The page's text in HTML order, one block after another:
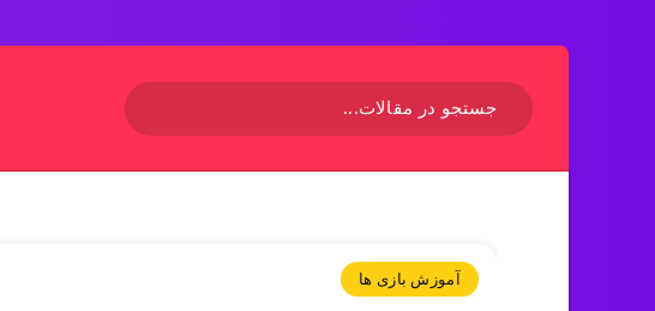
آموزش بازی ها